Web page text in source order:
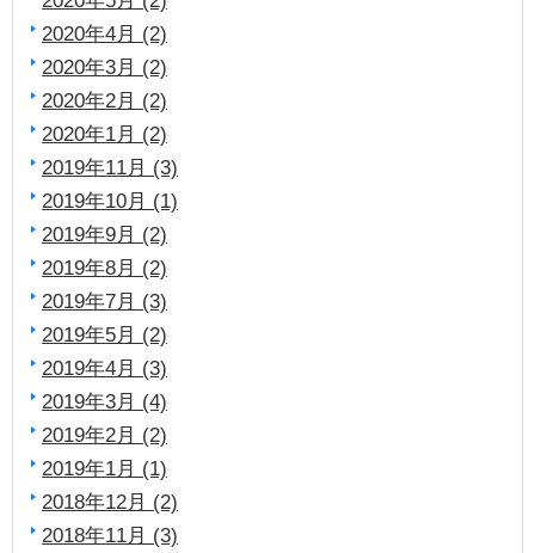
2020年4月 (2)
2020年3月 (2)
2020年2月 (2)
2020年1月 (2)
2019年11月 (3)
2019年10月 (1)
2019年9月 (2)
2019年8月 (2)
2019年7月 (3)
2019年5月 (2)
2019年4月 (3)
2019年3月 (4)
2019年2月 (2)
2019年1月 (1)
2018年12月 (2)
2018年11月 (3)